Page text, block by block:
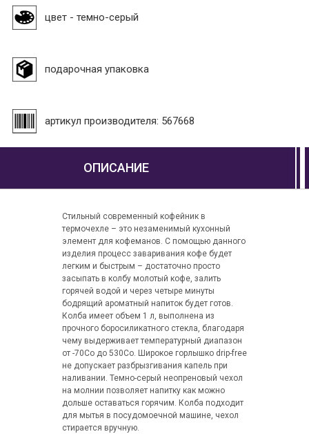
цвет - темно-серый
подарочная упаковка
артикул производителя: 567668
ОПИСАНИЕ
Стильный современный кофейник в
термочехле – это незаменимый кухонный
элемент для кофеманов. С помощью данного
изделия процесс заваривания кофе будет
легким и быстрым – достаточно просто
засыпать в колбу молотый кофе, залить
горячей водой и через четыре минуты
бодрящий ароматный напиток будет готов.
Колба имеет объем 1 л, выполнена из
прочного боросиликатного стекла, благодаря
чему выдерживает температурный диапазон
от -70Со до 530Со. Широкое горлышко drip-free
не допускает разбрызгивания капель при
наливании. Темно-серый неопреновый чехол
на молнии позволяет напитку как можно
дольше оставаться горячим. Колба подходит
для мытья в посудомоечной машине, чехол
стирается вручную.